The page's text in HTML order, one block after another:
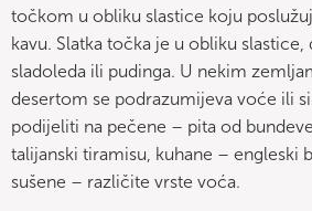
točkom u obliku slastice koju
kavu. Slatka točka je u obliku slastice,
sladoleda ili pudinga. U nekim
desertom se podrazumijeva voće ili
podijeliti na pečene – pita od
talijanski tiramisu, kuhane – engleski
sušene – različite vrste voća.